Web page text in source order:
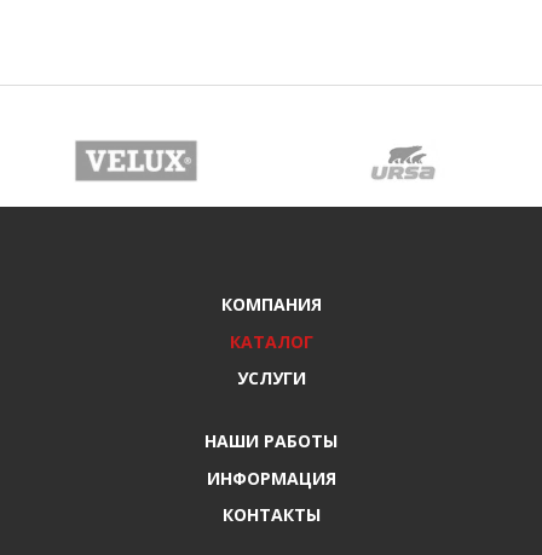
КОМПАНИЯ
КАТАЛОГ
УСЛУГИ
НАШИ РАБОТЫ
ИНФОРМАЦИЯ
КОНТАКТЫ